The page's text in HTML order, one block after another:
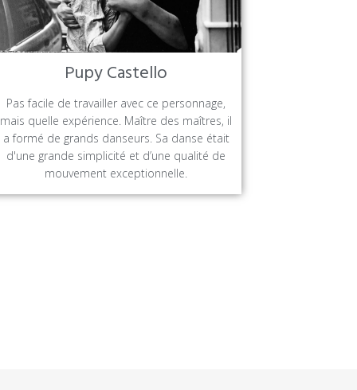
Pupy Castello
Pas facile de travailler avec ce personnage,
mais quelle expérience. Maître des maîtres, il
a formé de grands danseurs. Sa danse était
d'une grande simplicité et d’une qualité de
mouvement exceptionnelle.